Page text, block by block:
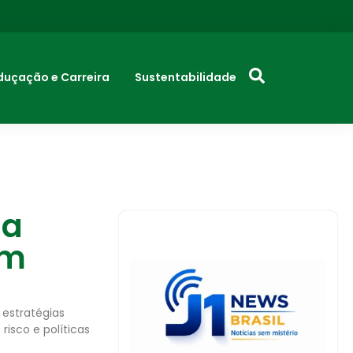
e Carreira Sustentabilidade
e políticas